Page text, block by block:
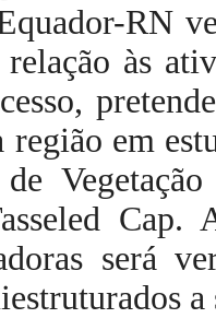
RN
às
em
será